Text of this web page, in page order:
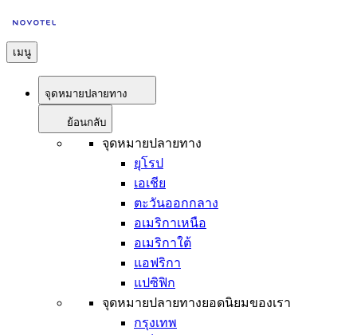
เมนู
จุดหมายปลายทาง
ย้อนกลับ
จุดหมายปลายทาง
ยุโรป
เอเชีย
ตะวันออกกลาง
อเมริกาเหนือ
อเมริกาใต้
แอฟริกา
แปซิฟิก
จุดหมายปลายทางยอดนิยมของเรา
กรุงเทพ